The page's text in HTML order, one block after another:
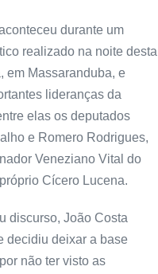
durante um
realizado na noite desta
em Massaranduba, e
lideranças da
elas os deputados
e Romero Rodrigues,
Veneziano Vital do
Cícero Lucena.
discurso, João Costa
decidiu deixar a base
não ter visto as